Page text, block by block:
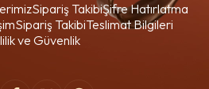
Sipariş TakibiŞifre Hatırlatma
Sipariş TakibiTeslimat Bilgileri
ve Güvenlik